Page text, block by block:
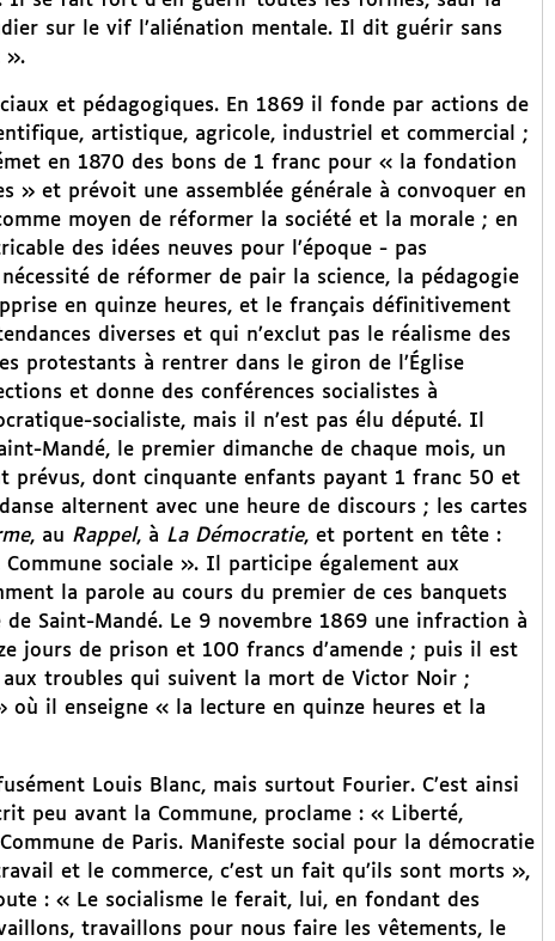
sur le vif l’aliénation mentale. Il dit guérir sans
».
et pédagogiques. En 1869 il fonde par actions de
artistique, agricole, industriel et commercial ;
en 1870 des bons de 1 franc pour « la fondation
» et prévoit une assemblée générale à convoquer en
moyen de réformer la société et la morale ; en
des idées neuves pour l’époque - pas
de réformer de pair la science, la pédagogie
en quinze heures, et le français définitivement
diverses et qui n’exclut pas le réalisme des
protestants à rentrer dans le giron de l’Église
et donne des conférences socialistes à
socialiste, mais il n’est pas élu député. Il
Mandé, le premier dimanche de chaque mois, un
prévus, dont cinquante enfants payant 1 franc 50 et
alternent avec une heure de discours ; les cartes
, au Rappel, à La Démocratie, et portent en tête :
sociale ». Il participe également aux
la parole au cours du premier de ces banquets
Saint-Mandé. Le 9 novembre 1869 une infraction à
jours de prison et 100 francs d’amende ; puis il est
troubles qui suivent la mort de Victor Noir ;
où il enseigne « la lecture en quinze heures et la
Louis Blanc, mais surtout Fourier. C’est ainsi
peu avant la Commune, proclame : « Liberté,
de Paris. Manifeste social pour la démocratie
et le commerce, c’est un fait qu’ils sont morts »,
: « Le socialisme le ferait, lui, en fondant des
travaillons pour nous faire les vêtements, le